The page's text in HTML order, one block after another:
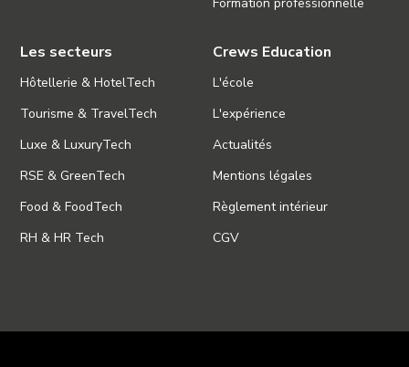
Les secteurs
Hôtellerie & HotelTech
Tourisme & TravelTech
Luxe & LuxuryTech
RSE & GreenTech
Food & FoodTech
RH & HR Tech
Crews Education
L'école
L'expérience
Actualités
Mentions légales
Règlement intérieur
CGV